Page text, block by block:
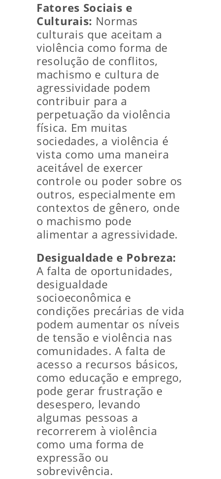
Fatores Sociais e
Culturais: Normas
culturais que aceitam a
violência como forma de
resolução de conflitos,
machismo e cultura de
agressividade podem
contribuir para a
perpetuação da violência
física. Em muitas
sociedades, a violência é
vista como uma maneira
aceitável de exercer
controle ou poder sobre os
outros, especialmente em
contextos de gênero, onde
o machismo pode
alimentar a agressividade.
Desigualdade e Pobreza:
A falta de oportunidades,
desigualdade
socioeconômica e
condições precárias de vida
podem aumentar os níveis
de tensão e violência nas
comunidades. A falta de
acesso a recursos básicos,
como educação e emprego,
pode gerar frustração e
desespero, levando
algumas pessoas a
recorrerem à violência
como uma forma de
expressão ou
sobrevivência.